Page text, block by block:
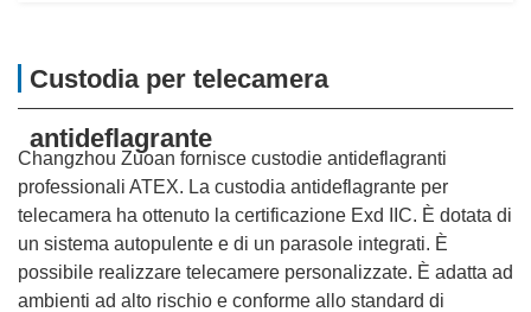
Custodia per telecamera
antideflagrante
Changzhou Zuoan fornisce custodie antideflagranti
professionali ATEX. La custodia antideflagrante per
telecamera ha ottenuto la certificazione Exd IIC. È dotata di
un sistema autopulente e di un parasole integrati. È
possibile realizzare telecamere personalizzate. È adatta ad
ambienti ad alto rischio e conforme allo standard di